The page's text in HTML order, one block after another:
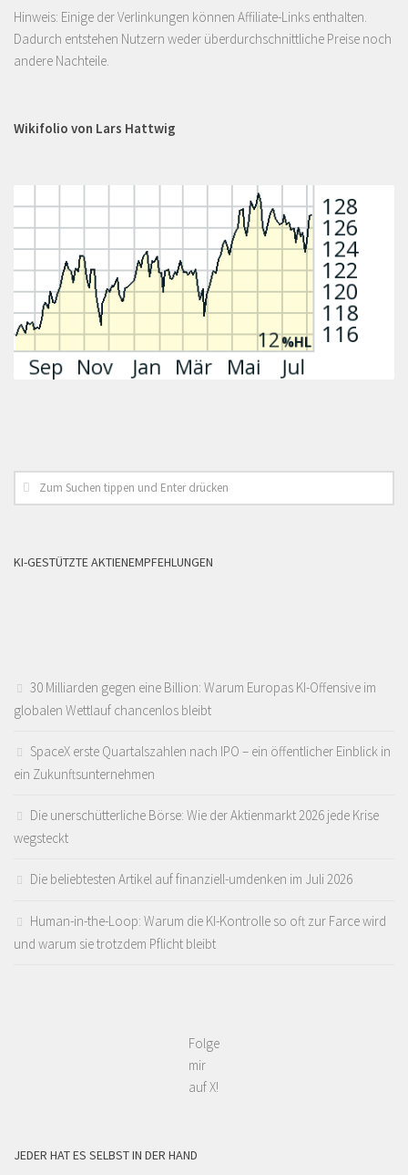
Hinweis: Einige der Verlinkungen können Affiliate-Links enthalten.
Dadurch entstehen Nutzern weder überdurchschnittliche Preise noch
andere Nachteile.
Wikifolio von Lars Hattwig
KI-GESTÜTZTE AKTIENEMPFEHLUNGEN
30 Milliarden gegen eine Billion: Warum Europas KI-Offensive im
globalen Wettlauf chancenlos bleibt
SpaceX erste Quartalszahlen nach IPO – ein öffentlicher Einblick in
ein Zukunftsunternehmen
Die unerschütterliche Börse: Wie der Aktienmarkt 2026 jede Krise
wegsteckt
Die beliebtesten Artikel auf finanziell-umdenken im Juli 2026
Human-in-the-Loop: Warum die KI-Kontrolle so oft zur Farce wird
und warum sie trotzdem Pflicht bleibt
Folge
mir
auf X!
JEDER HAT ES SELBST IN DER HAND